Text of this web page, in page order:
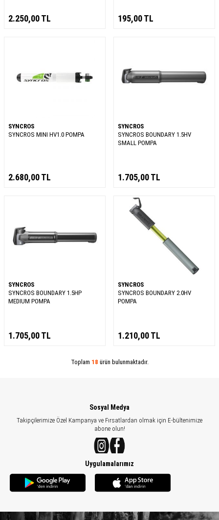
2.250,00TL 195,00TL
SYNCROS
SYNCROS MINI HV1.0 POMPA
2.680,00TL
SYNCROS
SYNCROS BOUNDARY 1.5HV
SMALL POMPA
1.705,00TL
SYNCROS
SYNCROS BOUNDARY 1.5HP
MEDIUM POMPA
1.705,00TL
SYNCROS
SYNCROS BOUNDARY 2.0HV
POMPA
1.210,00TL
Toplam 18 ürün bulunmaktadır.
Sosyal Medya
Takipçilerimize Özel Kampanya ve Fırsatlardan olmak için E-bültenimize
abone olun!
Uygulamalarımız